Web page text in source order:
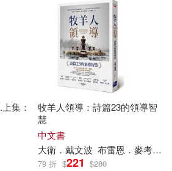
心(62)
牛勝玉(61)
Naxos(479)
社(477)
社(476)
社(476)
集：
牧羊人領導：詩篇23的領導智
慧
中文書
大衛 ．戴文波 布雷恩．麥考米克
79 折 $221 $280